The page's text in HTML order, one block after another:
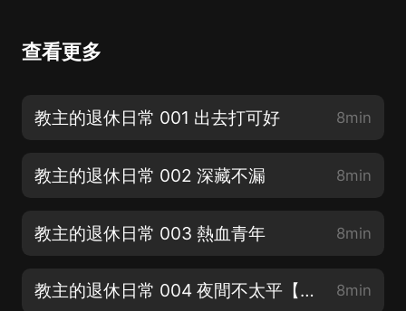
查看更多
教主的退休日常 001 出去打可好 8min
教主的退休日常 002 深藏不漏 8min
教主的退休日常 003 熱血青年 8min
教主的退休日常 004 夜間不太平【新書《我在諸天輪回封神》上架啦～】 8min